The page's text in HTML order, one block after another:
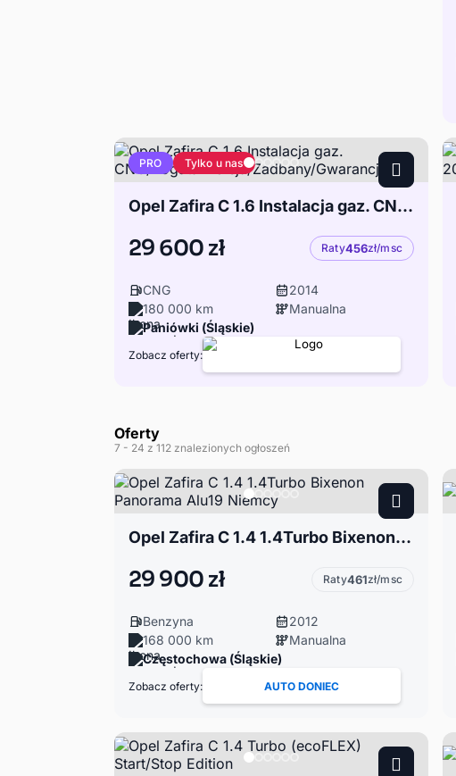
PRO Tylko u nas
Opel Zafira C 1.6 Instalacja gaz. CNG/Bogata wersja/Zadbany/Gwarancja
29 600 zł Raty456zł/msc
CNG
2014
180 000 km
Manualna
Paniówki (Śląskie)
Zobacz oferty:
Oferty
7 - 24 z 112 znalezionych ogłoszeń
Opel Zafira C 1.4 1.4Turbo Bixenon Panorama Alu19 Niemcy
29 900 zł Raty461zł/msc
Benzyna
2012
168 000 km
Manualna
Częstochowa (Śląskie)
Zobacz oferty: AUTO DONIEC